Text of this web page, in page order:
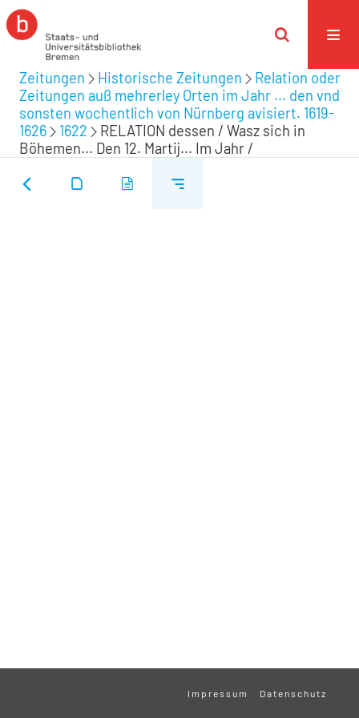
Zeitungen Historische Zeitungen
Relation oder
Zeitungen auß mehrerley Orten im Jahr ... den vnd
sonsten wochentlich von Nürnberg avisiert. 1619-
1626
1622
RELATION dessen / Wasz sich in
Böhemen... Den 12. Martij... Im Jahr /
Impressum Datenschutz